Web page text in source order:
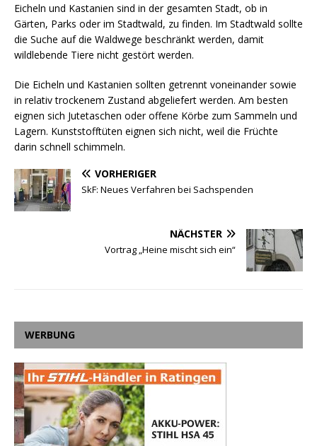
Eicheln und Kastanien sind in der gesamten Stadt, ob in
Gärten, Parks oder im Stadtwald, zu finden. Im Stadtwald sollte
die Suche auf die Waldwege beschränkt werden, damit
wildlebende Tiere nicht gestört werden.
Die Eicheln und Kastanien sollten getrennt voneinander sowie
in relativ trockenem Zustand abgeliefert werden. Am besten
eignen sich Jutetaschen oder offene Körbe zum Sammeln und
Lagern. Kunststofftüten eignen sich nicht, weil die Früchte
darin schnell schimmeln.
VORHERIGER
SkF: Neues Verfahren bei Sachspenden
NÄCHSTER
Vortrag „Heine mischt sich ein“
WERBUNG